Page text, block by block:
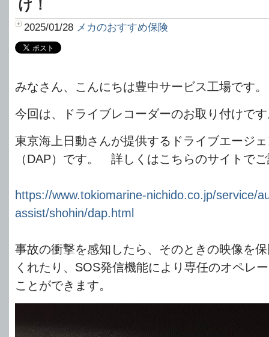
け！
2025/01/28 メカのおすすめ保険
みなさん、こんにちは豊中サービス工場です。
今回は、ドライブレコーダーのお取り付けで
東京海上日動さんが提供するドライブエージ
（DAP）です。 詳しくはこちらのサイトで
https://www.tokiomarine-nichido.co.jp/service/
assist/shohin/dap.html
事故の衝撃を感知したら、そのときの映像を
くれたり、SOS発信機能により専任のオペレ
ことができます。